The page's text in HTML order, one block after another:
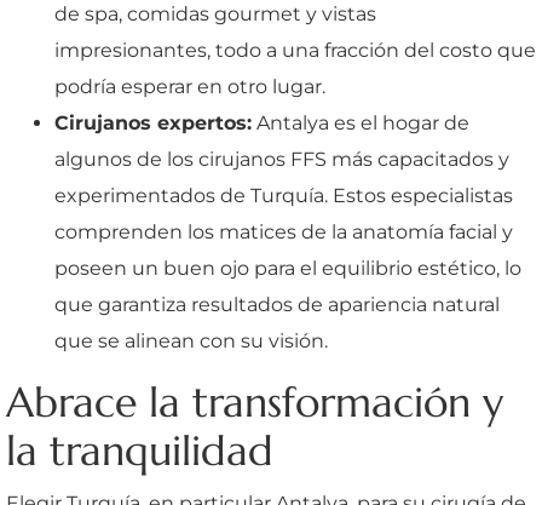
de spa, comidas gourmet y vistas
impresionantes, todo a una fracción del costo que
podría esperar en otro lugar.
Cirujanos expertos: Antalya es el hogar de
algunos de los cirujanos FFS más capacitados y
experimentados de Turquía. Estos especialistas
comprenden los matices de la anatomía facial y
poseen un buen ojo para el equilibrio estético, lo
que garantiza resultados de apariencia natural
que se alinean con su visión.
Abrace la transformación y
la tranquilidad